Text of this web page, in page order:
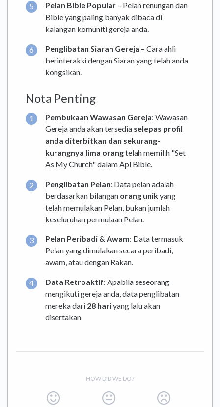
Pelan Bible Popular – Pelan renungan dan
Bible yang paling banyak dibaca di
kalangan komuniti gereja anda.
Penglibatan Siaran Gereja – Cara ahli
berinteraksi dengan Siaran yang telah anda
kongsikan.
Nota Penting
Pembukaan Wawasan Gereja: Wawasan
Gereja anda akan tersedia selepas profil
anda diterbitkan dan sekurang-
kurangnya lima orangtelah memilih "Set
As My Church" dalam Apl Bible.
Penglibatan Pelan: Data pelan adalah
berdasarkan bilangan orang unikyang
telah memulakan Pelan, bukan jumlah
keseluruhan permulaan Pelan.
Pelan Peribadi & Awam: Data termasuk
Pelan yang dimulakan secara peribadi,
awam, atau dengan Rakan.
Data Retroaktif: Apabila seseorang
mengikuti gereja anda, data penglibatan
mereka dari 28 hariyang lalu akan
disertakan.
HOW DID WE DO?